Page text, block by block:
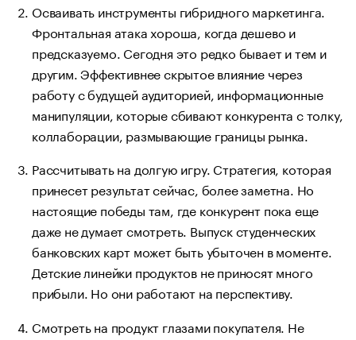
Осваивать инструменты гибридного маркетинга.
Фронтальная атака хороша, когда дешево и
предсказуемо. Сегодня это редко бывает и тем и
другим. Эффективнее скрытое влияние через
работу с будущей аудиторией, информационные
манипуляции, которые сбивают конкурента с толку,
коллаборации, размывающие границы рынка.
Рассчитывать на долгую игру. Стратегия, которая
принесет результат сейчас, более заметна. Но
настоящие победы там, где конкурент пока еще
даже не думает смотреть. Выпуск студенческих
банковских карт может быть убыточен в моменте.
Детские линейки продуктов не приносят много
прибыли. Но они работают на перспективу.
Смотреть на продукт глазами покупателя. Не